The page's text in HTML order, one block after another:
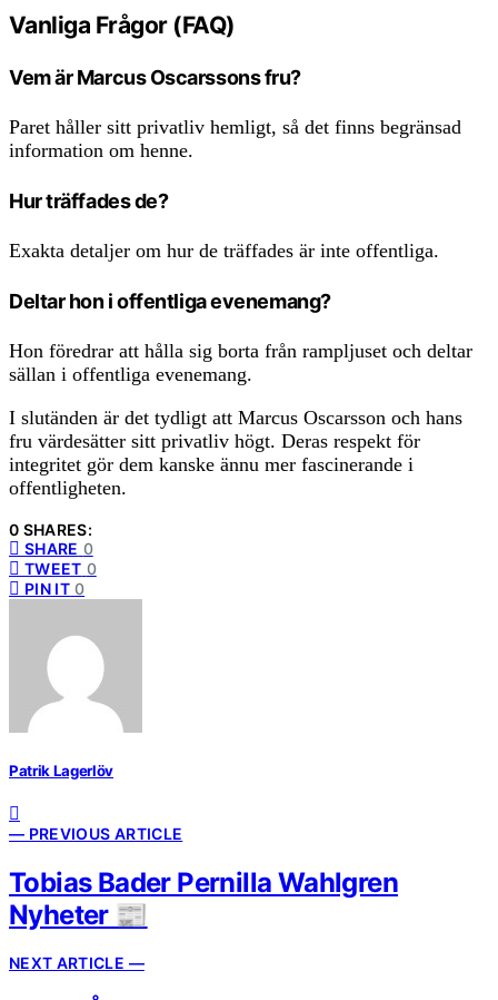
Vanliga Frågor (FAQ)
Vem är Marcus Oscarssons fru?
Paret håller sitt privatliv hemligt, så det finns begränsad
information om henne.
Hur träffades de?
Exakta detaljer om hur de träffades är inte offentliga.
Deltar hon i offentliga evenemang?
Hon föredrar att hålla sig borta från rampljuset och deltar
sällan i offentliga evenemang.
I slutänden är det tydligt att Marcus Oscarsson och hans
fru värdesätter sitt privatliv högt. Deras respekt för
integritet gör dem kanske ännu mer fascinerande i
offentligheten.
0 SHARES:
SHARE 0
TWEET 0
PIN IT 0
Patrik Lagerlöv
— PREVIOUS ARTICLE
Tobias Bader Pernilla Wahlgren
Nyheter 📰
NEXT ARTICLE —